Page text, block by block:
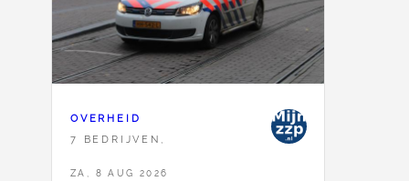
OVERHEID
7 BEDRIJVEN,
ZA, 8 AUG 2026